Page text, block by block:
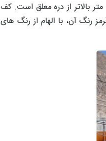
ساختار اصلی پروژه، طرح پر پیچ و خم جاده افسانه ای را به صورت یک مسیر پیاده روی حلقه ای بازآفرینی کرده که 130 متر بالاتر از دره معلق است. کف
رنگ آن، با الهام از رنگ های